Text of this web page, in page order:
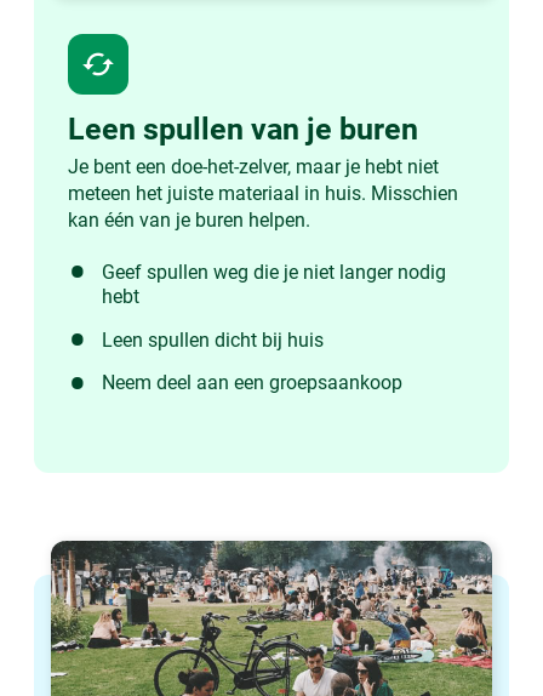
cached
Leen spullen van je buren
Je bent een doe-het-zelver, maar je hebt niet
meteen het juiste materiaal in huis. Misschien
kan één van je buren helpen.
Geef spullen weg die je niet langer nodig
hebt
Leen spullen dicht bij huis
Neem deel aan een groepsaankoop